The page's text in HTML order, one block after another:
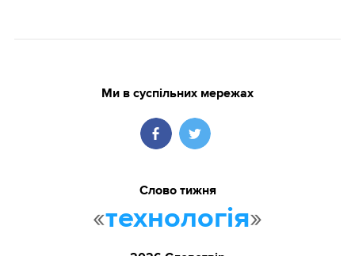
Ми в суспільних мережах
Слово тижня
«технологія»